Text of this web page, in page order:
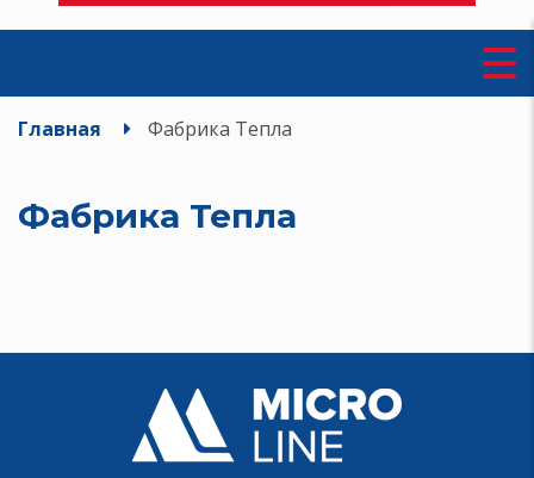
Главная Фабрика Тепла
Фабрика Тепла